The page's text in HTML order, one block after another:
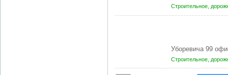
Строительное,
Уборевича 99
Строительное,